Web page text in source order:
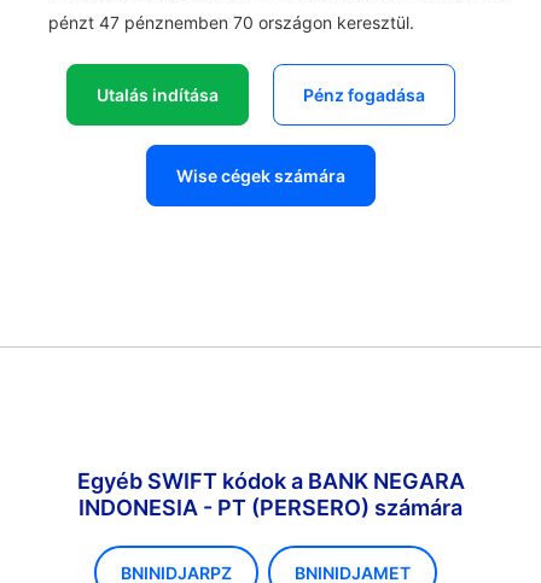
pénzt 47 pénznemben 70 országon keresztül.
Utalás indítása Pénz fogadása
Wise cégek számára
Egyéb SWIFT kódok a BANK NEGARA
INDONESIA - PT (PERSERO) számára
BNINIDJARPZ BNINIDJAMET